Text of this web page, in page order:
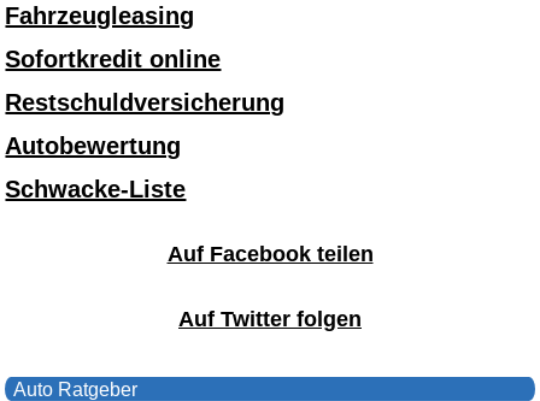
Fahrzeugleasing
Sofortkredit online
Restschuldversicherung
Autobewertung
Schwacke-Liste
Auf Facebook teilen
Auf Twitter folgen
Auto Ratgeber